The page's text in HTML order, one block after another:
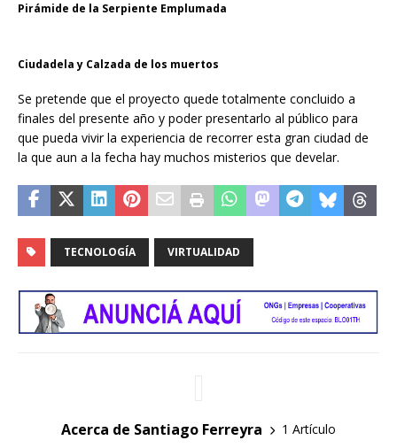
Pirámide de la Serpiente Emplumada
Ciudadela y Calzada de los muertos
Se pretende que el proyecto quede totalmente concluido a
finales del presente año y poder presentarlo al público para
que pueda vivir la experiencia de recorrer esta gran ciudad de
la que aun a la fecha hay muchos misterios que develar.
TECNOLOGÍA VIRTUALIDAD
Acerca de Santiago Ferreyra
1 Artículo